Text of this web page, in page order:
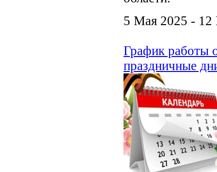
5 Мая 2025 - 12
График работы
праздничные